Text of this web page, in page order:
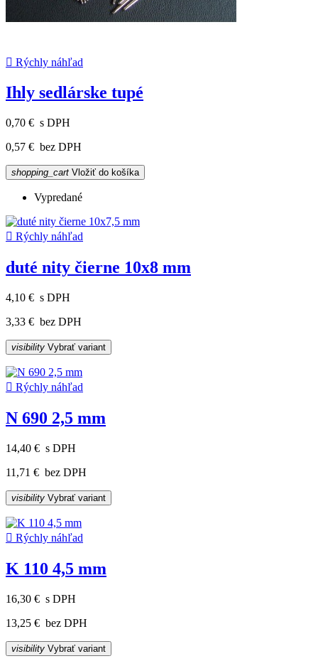
 Rýchly náhľad
Ihly sedlárske tupé
0,70 € s DPH
0,57 € bez DPH
shopping_cart Vložiť do košíka
Vypredané
 Rýchly náhľad
duté nity čierne 10x8 mm
4,10 € s DPH
3,33 € bez DPH
visibility Vybrať variant
 Rýchly náhľad
N 690 2,5 mm
14,40 € s DPH
11,71 € bez DPH
visibility Vybrať variant
 Rýchly náhľad
K 110 4,5 mm
16,30 € s DPH
13,25 € bez DPH
visibility Vybrať variant